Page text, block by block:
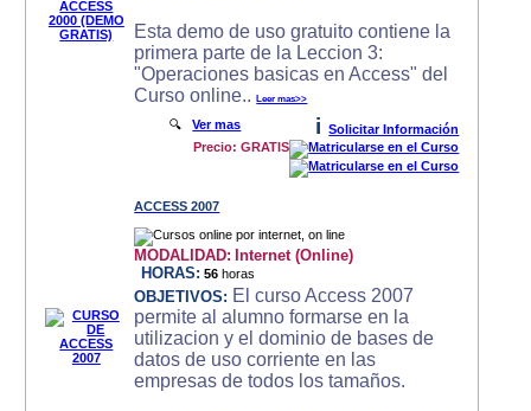
Esta demo de uso gratuito contiene la
primera parte de la Leccion 3:
"Operaciones basicas en Access" del
Curso online..Leer mas>>
🔍Ver mas i
Solicitar Información
Precio: GRATIS
ACCESS 2007
MODALIDAD: Internet (Online)
HORAS: 56 horas
OBJETIVOS: El curso Access 2007
permite al alumno formarse en la
utilizacion y el dominio de bases de
datos de uso corriente en las
empresas de todos los tamaños.